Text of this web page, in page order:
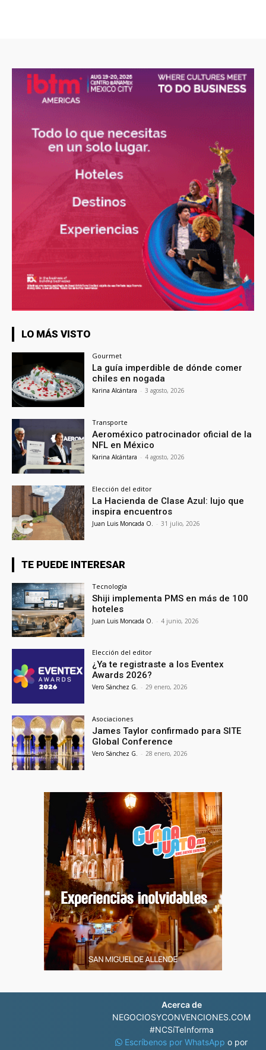
LO MÁS VISTO
Gourmet
La guía imperdible de dónde comer
chiles en nogada
Karina Alcántara - 3 agosto, 2026
Transporte
Aeroméxico patrocinador oficial de la
NFL en México
Karina Alcántara - 4 agosto, 2026
Elección del editor
La Hacienda de Clase Azul: lujo que
inspira encuentros
Juan Luis Moncada O. - 31 julio, 2026
TE PUEDE INTERESAR
Tecnología
Shiji implementa PMS en más de 100
hoteles
Juan Luis Moncada O. - 4 junio, 2026
Elección del editor
¿Ya te registraste a los Eventex
Awards 2026?
Vero Sánchez G. - 29 enero, 2026
Asociaciones
James Taylor confirmado para SITE
Global Conference
Vero Sánchez G. - 28 enero, 2026
Acerca de
NEGOCIOSYCONVENCIONES.COM
#NCSíTeInforma
Escríbenos por WhatsAppo por